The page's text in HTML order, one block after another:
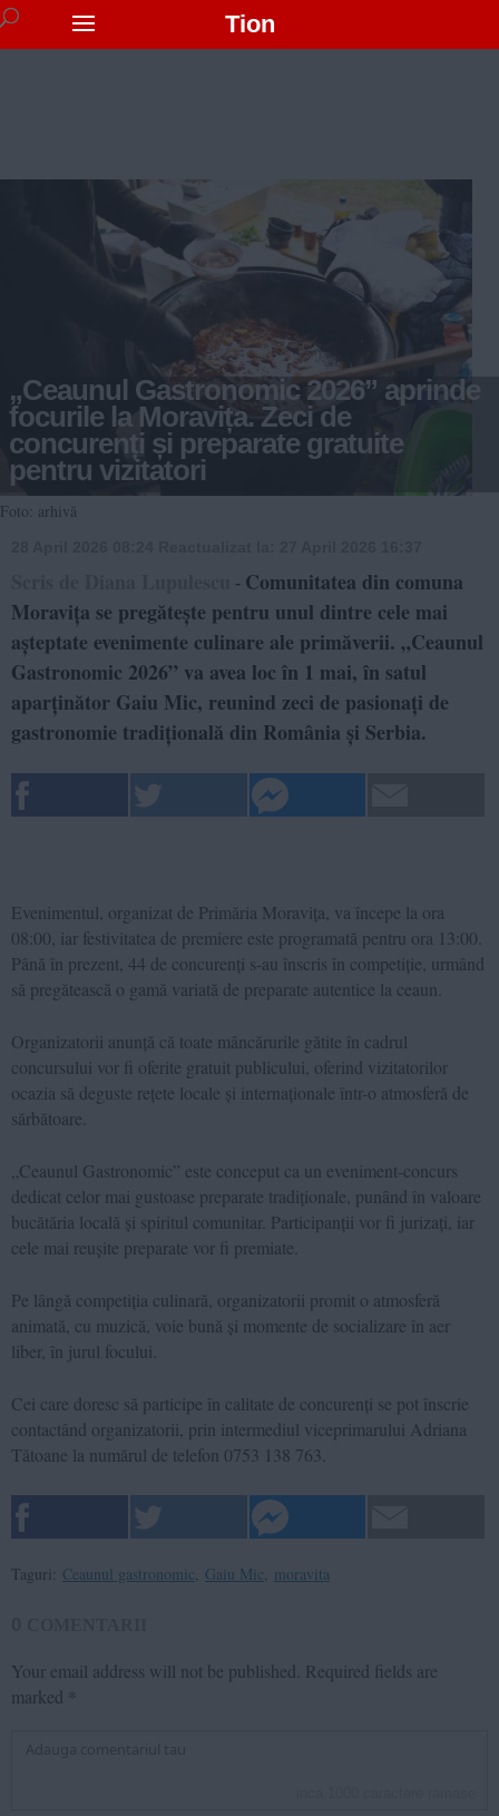
Tion
„Ceaunul Gastronomic 2026” aprinde
focurile la Moravița. Zeci de
concurenți și preparate gratuite
pentru vizitatori
Foto: arhivă
- Comunitatea din comuna
Moravița se pregătește pentru unul dintre cele mai
așteptate evenimente culinare ale primăverii. „Ceaunul
Gastronomic 2026” va avea loc în 1 mai, în satul
aparținător Gaiu Mic, reunind zeci de pasionați de
gastronomie tradițională din România și Serbia.
Evenimentul, organizat de Primăria Moravița, va începe la ora
08:00, iar festivitatea de premiere este programată pentru ora 13:00.
Până în prezent, 44 de concurenți s-au înscris în competiție, urmând
să pregătească o gamă variată de preparate autentice la ceaun.
Organizatorii anunță că toate mâncărurile gătite în cadrul
concursului vor fi oferite gratuit publicului, oferind vizitatorilor
ocazia să deguste rețete locale și internaționale într-o atmosferă de
sărbătoare.
„Ceaunul Gastronomic” este conceput ca un eveniment-concurs
dedicat celor mai gustoase preparate tradiționale, punând în valoare
bucătăria locală și spiritul comunitar. Participanții vor fi jurizați, iar
cele mai reușite preparate vor fi premiate.
Pe lângă competiția culinară, organizatorii promit o atmosferă
animată, cu muzică, voie bună și momente de socializare în aer
liber, în jurul focului.
Cei care doresc să participe în calitate de concurenți se pot înscrie
contactând organizatorii, prin intermediul viceprimarului Adriana
Tǎtoane la numărul de telefon 0753 138 763.
Taguri: Ceaunul gastronomic Gaiu Mic moravita
Your email address will not be published. Required fields are
marked *